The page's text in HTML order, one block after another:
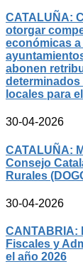
CATALUÑA:
otorgar
económicas
abonen
locales para
30-04-2026
CATALUÑA:
Consejo
Rurales
30-04-2026
CANTABRIA:
Fiscales y
el año 2026